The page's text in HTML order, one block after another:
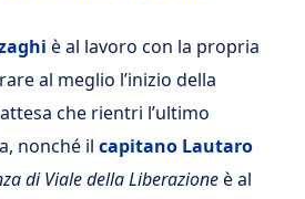
è al lavoro con la propria
al meglio l’inizio della
che rientri l’ultimo
nonché il capitano Lautaro
di Viale della Liberazioneè al